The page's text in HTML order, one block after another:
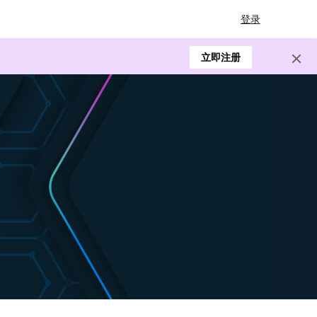
登录
立即注册